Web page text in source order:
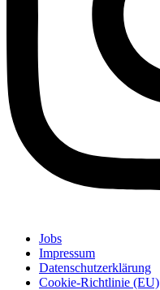
Jobs
Impressum
Datenschutzerklärung
Cookie-Richtlinie (EU)